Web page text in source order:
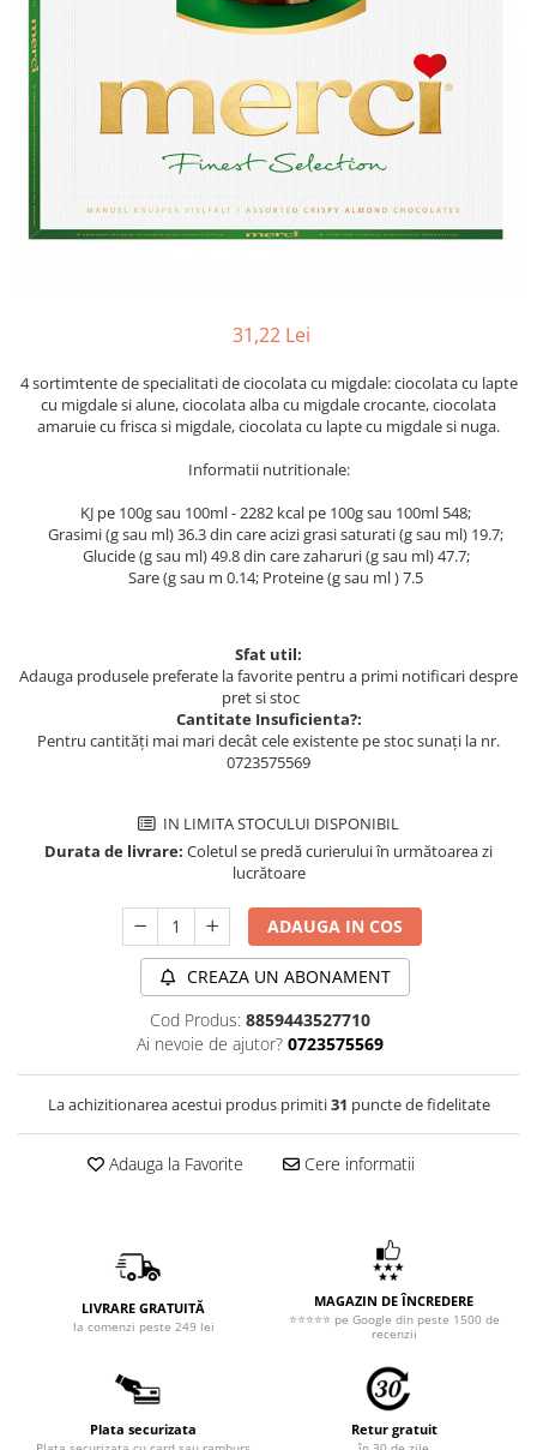
31,22 Lei
4 sortimtente de specialitati de ciocolata cu migdale: ciocolata cu lapte
cu migdale si alune, ciocolata alba cu migdale crocante, ciocolata
amaruie cu frisca si migdale, ciocolata cu lapte cu migdale si nuga.
Informatii nutritionale:
KJ pe 100g sau 100ml - 2282 kcal pe 100g sau 100ml 548;
Grasimi (g sau ml) 36.3 din care acizi grasi saturati (g sau ml) 19.7;
Glucide (g sau ml) 49.8 din care zaharuri (g sau ml) 47.7;
Sare (g sau m 0.14; Proteine (g sau ml ) 7.5
Sfat util:
Adauga produsele preferate la favorite pentru a primi notificari despre
pret si stoc
Cantitate Insuficienta?:
Pentru cantități mai mari decât cele existente pe stoc sunați la nr.
0723575569
IN LIMITA STOCULUI DISPONIBIL
Durata de livrare: Coletul se predă curierului în următoarea zi
lucrătoare
ADAUGA IN COS
CREAZA UN ABONAMENT
Cod Produs: 8859443527710
Ai nevoie de ajutor? 0723575569
La achizitionarea acestui produs primiti31 puncte de fidelitate
Adauga la Favorite Cere informatii
LIVRARE GRATUITĂ
la comenzi peste 249 lei
MAGAZIN DE ÎNCREDERE
⭐⭐⭐⭐⭐ pe Google din peste 1500 de
recenzii
Plata securizata Retur gratuit